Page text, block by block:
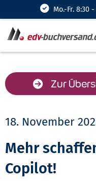
Mo.-Fr. 8:30
Zur
18. November
Mehr
Copilot!